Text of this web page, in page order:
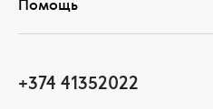
Помощь
+374 41352022